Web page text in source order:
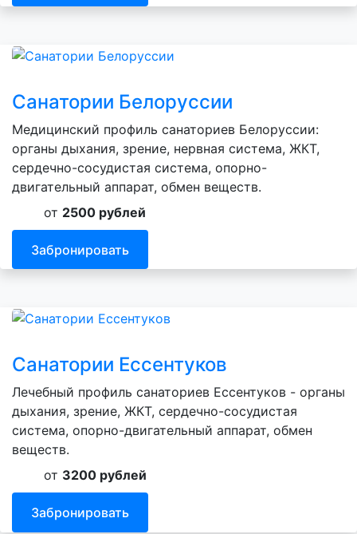
Санатории Белоруссии
Медицинский профиль санаториев Белоруссии:
органы дыхания, зрение, нервная система, ЖКТ,
сердечно-сосудистая система, опорно-
двигательный аппарат, обмен веществ.
от 2500 рублей
Забронировать
Санатории Ессентуков
Лечебный профиль санаториев Ессентуков - органы
дыхания, зрение, ЖКТ, сердечно-сосудистая
система, опорно-двигательный аппарат, обмен
веществ.
от 3200 рублей
Забронировать